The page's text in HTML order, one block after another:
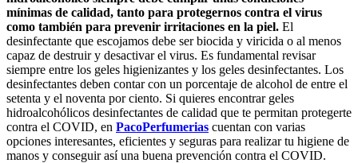
mínimas de calidad, tanto para protegernos contra el virus
como también para prevenir irritaciones en la piel. El
desinfectante que escojamos debe ser biocida y viricida o al menos
capaz de destruir y desactivar el virus. Es fundamental revisar
siempre entre los geles higienizantes y los geles desinfectantes. Los
desinfectantes deben contar con un porcentaje de alcohol de entre el
setenta y el noventa por ciento. Si quieres encontrar geles
hidroalcohólicos desinfectantes de calidad que te permitan protegerte
contra el COVID, en PacoPerfumerias cuentan con varias
opciones interesantes, eficientes y seguras para realizar tu higiene de
manos y conseguir así una buena prevención contra el COVID.